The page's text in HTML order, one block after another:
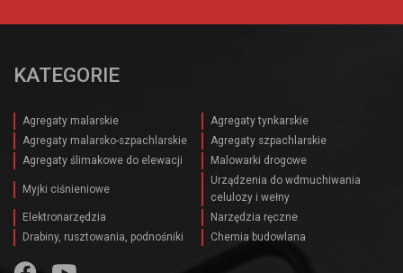
KATEGORIE
Agregaty malarskie
Agregaty tynkarskie
Agregaty malarsko-szpachlarskie
Agregaty szpachlarskie
Agregaty ślimakowe do elewacji
Malowarki drogowe
Myjki ciśnieniowe
Urządzenia do wdmuchiwania
celulozy i wełny
Elektronarzędzia
Narzędzia ręczne
Drabiny, rusztowania, podnośniki
Chemia budowlana